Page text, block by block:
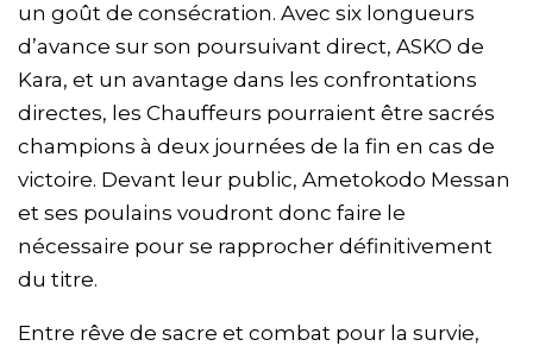
un goût de consécration. Avec six longueurs
d’avance sur son poursuivant direct, ASKO de
Kara, et un avantage dans les confrontations
directes, les Chauffeurs pourraient être sacrés
champions à deux journées de la fin en cas de
victoire. Devant leur public, Ametokodo Messan
et ses poulains voudront donc faire le
nécessaire pour se rapprocher définitivement
du titre.
Entre rêve de sacre et combat pour la survie,